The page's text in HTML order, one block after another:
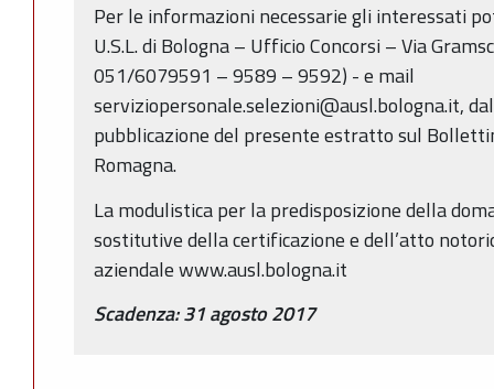
Per le informazioni necessarie gli interessati
U.S.L. di Bologna – Ufficio Concorsi – Via
051/6079591 – 9589 – 9592) - e mail
serviziopersonale.selezioni@ausl.bologna.it,
pubblicazione del presente estratto sul
Romagna.
La modulistica per la predisposizione della
sostitutive della certificazione e dell’atto
aziendale www.ausl.bologna.it
Scadenza: 31 agosto 2017